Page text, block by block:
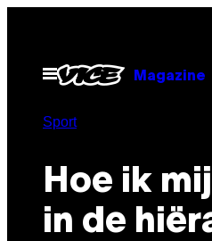
Open
menu
Magazine
Sport
Hoe ik
in de